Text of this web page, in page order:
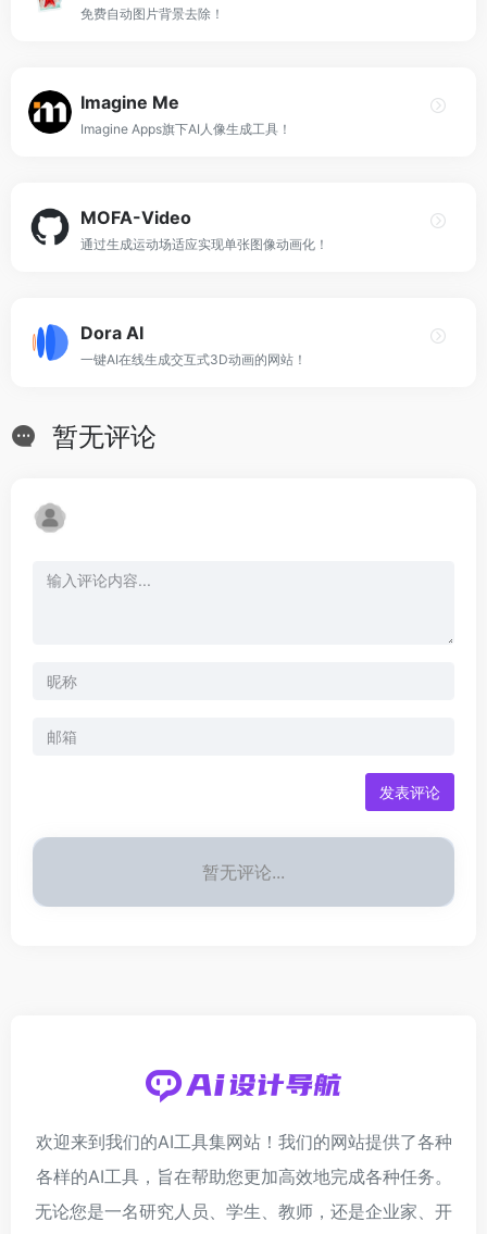
免费自动图片背景去除！
Imagine Me
Imagine Apps旗下AI人像生成工具！
MOFA-Video
通过生成运动场适应实现单张图像动画化！
Dora AI
一键AI在线生成交互式3D动画的网站！
暂无评论
发表评论
暂无评论...
欢迎来到我们的AI工具集网站！我们的网站提供了各种
各样的AI工具，旨在帮助您更加高效地完成各种任务。
无论您是一名研究人员、学生、教师，还是企业家、开